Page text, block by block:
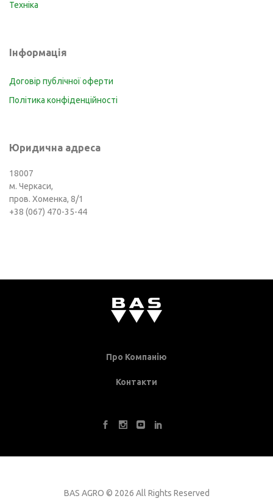
Техніка
Інформація
Договір публічної оферти
Політика конфіденційності
Юридична адреса
18007
м. Черкаси,
пров. Хоменка, 8/1
+38 (067) 470-35-44
Про Компанію
Контакти
BAS AGRO © 2026 All Rights Reserved